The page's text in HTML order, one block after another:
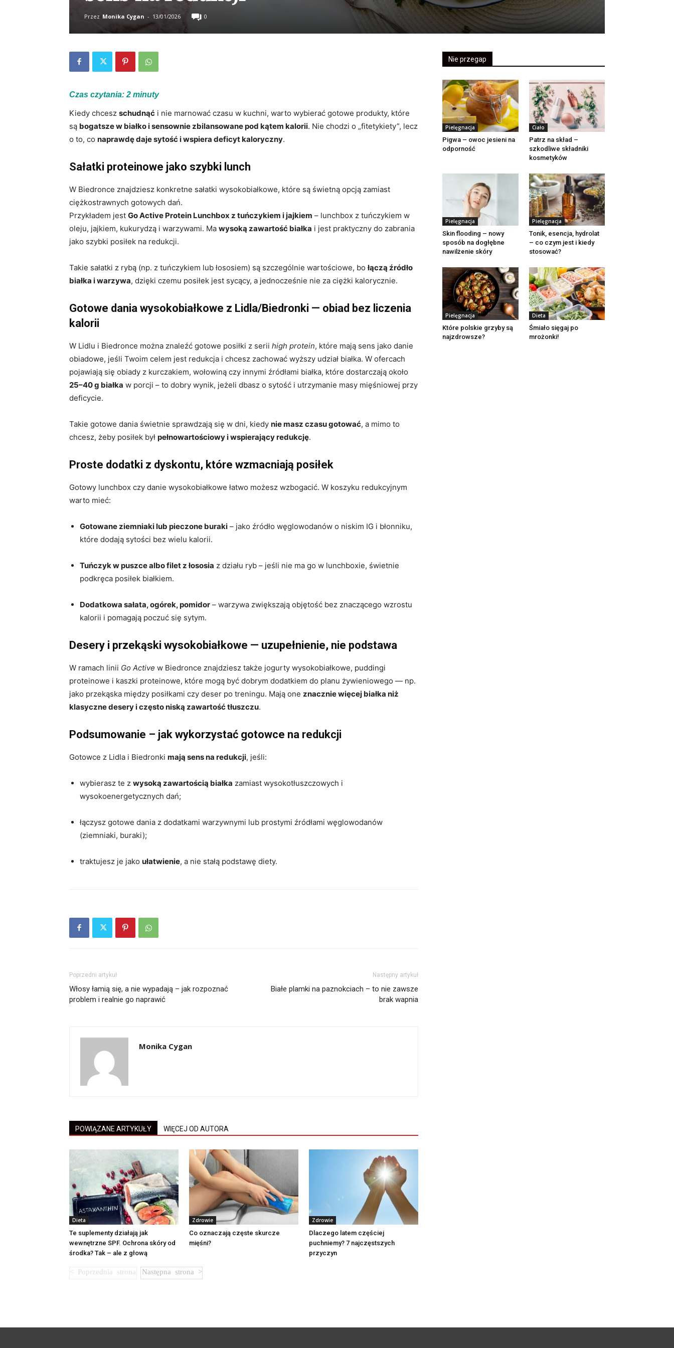
Przez Monika Cygan - 13/01/2026 0
Czas czytania: 2 minuty
Kiedy chcesz schudnąć i nie marnować czasu w kuchni, warto wybierać gotowe produkty, które
są bogatsze w białko i sensownie zbilansowane pod kątem kalorii. Nie chodzi o „fit­etykiety”, lecz
o to, co naprawdę daje sytość i wspiera deficyt kaloryczny.
Sałatki proteinowe jako szybki lunch
W Biedronce znajdziesz konkretne sałatki wysokobiałkowe, które są świetną opcją zamiast
ciężkostrawnych gotowych dań.
Przykładem jest Go Active Protein Lunchbox z tuńczykiem i jajkiem – lunchbox z tuńczykiem w
oleju, jajkiem, kukurydzą i warzywami. Ma wysoką zawartość białka i jest praktyczny do zabrania
jako szybki posiłek na redukcji.
Takie sałatki z rybą (np. z tuńczykiem lub łososiem) są szczególnie wartościowe, bo łączą źródło
białka i warzywa, dzięki czemu posiłek jest sycący, a jednocześnie nie za ciężki kalorycznie.
Gotowe dania wysokobiałkowe z Lidla/Biedronki — obiad bez liczenia
kalorii
W Lidlu i Biedronce można znaleźć gotowe posiłki z serii high protein, które mają sens jako danie
obiadowe, jeśli Twoim celem jest redukcja i chcesz zachować wyższy udział białka. W ofercach
pojawiają się obiady z kurczakiem, wołowiną czy innymi źródłami białka, które dostarczają około
25–40 g białka w porcji – to dobry wynik, jeżeli dbasz o sytość i utrzymanie masy mięśniowej przy
deficycie.
Takie gotowe dania świetnie sprawdzają się w dni, kiedy nie masz czasu gotować, a mimo to
chcesz, żeby posiłek był pełnowartościowy i wspierający redukcję.
Proste dodatki z dyskontu, które wzmacniają posiłek
Gotowy lunchbox czy danie wysokobiałkowe łatwo możesz wzbogacić. W koszyku redukcyjnym
warto mieć:
Gotowane ziemniaki lub pieczone buraki – jako źródło węglowodanów o niskim IG i błonniku,
które dodają sytości bez wielu kalorii.
Tuńczyk w puszce albo filet z łososia z działu ryb – jeśli nie ma go w lunchboxie, świetnie
podkręca posiłek białkiem.
Dodatkowa sałata, ogórek, pomidor – warzywa zwiększają objętość bez znaczącego wzrostu
kalorii i pomagają poczuć się sytym.
Desery i przekąski wysokobiałkowe — uzupełnienie, nie podstawa
W ramach linii Go Active w Biedronce znajdziesz także jogurty wysokobiałkowe, puddingi
proteinowe i kaszki proteinowe, które mogą być dobrym dodatkiem do planu żywieniowego — np.
jako przekąska między posiłkami czy deser po treningu. Mają one znacznie więcej białka niż
klasyczne desery i często niską zawartość tłuszczu.
Podsumowanie – jak wykorzystać gotowce na redukcji
Gotowce z Lidla i Biedronki mają sens na redukcji, jeśli:
wybierasz te z wysoką zawartością białka zamiast wysokotłuszczowych i
wysokoenergetycznych dań;
łączysz gotowe dania z dodatkami warzywnymi lub prostymi źródłami węglowodanów
(ziemniaki, buraki);
traktujesz je jako ułatwienie, a nie stałą podstawę diety.
Poprzedni artykuł
Włosy łamią się, a nie wypadają – jak rozpoznać
problem i realnie go naprawić
Następny artykuł
Białe plamki na paznokciach – to nie zawsze
brak wapnia
Monika Cygan
POWIĄZANE ARTYKUŁY WIĘCEJ OD AUTORA
Dieta
Te suplementy działają jak
wewnętrzne SPF. Ochrona skóry od
środka? Tak – ale z głową
Zdrowie
Co oznaczają częste skurcze
mięśni?
Zdrowie
Dlaczego latem częściej
puchniemy? 7 najczęstszych
przyczyn
Nie przegap
Pielęgnacja
Pigwa – owoc jesieni na
odporność
Ciało
Patrz na skład –
szkodliwe składniki
kosmetyków
Pielęgnacja
Skin flooding – nowy
sposób na dogłębne
nawilżenie skóry
Pielęgnacja
Tonik, esencja, hydrolat
– co czym jest i kiedy
stosować?
Pielęgnacja
Które polskie grzyby są
najzdrowsze?
Dieta
Śmiało sięgaj po
mrożonki!